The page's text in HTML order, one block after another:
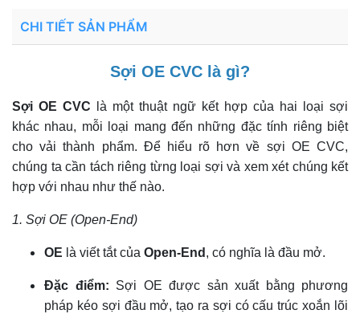
CHI TIẾT SẢN PHẨM
Sợi OE CVC là gì?
Sợi OE CVC là một thuật ngữ kết hợp của hai loại sợi
khác nhau, mỗi loại mang đến những đặc tính riêng biệt
cho vải thành phẩm. Để hiểu rõ hơn về sợi OE CVC,
chúng ta cần tách riêng từng loại sợi và xem xét chúng kết
hợp với nhau như thế nào.
1. Sợi OE (Open-End)
OE là viết tắt của Open-End , có nghĩa là đầu mở.
Đặc điểm: Sợi OE được sản xuất bằng phương
pháp kéo sợi đầu mở, tạo ra sợi có cấu trúc xoắn lõi